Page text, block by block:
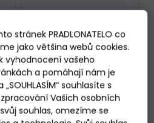
stránek PRADLONATELO co
jako většina webů cookies.
vyhodnocení vašeho
a pomáhají nám je
souhlasíte s
Vašich osobních
souhlas, omezíme se
Cornette 788/114
Dolce vita
Skladem
589 Kč
DETAIL